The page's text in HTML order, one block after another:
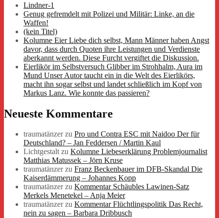
Lindner-1
Genug gefremdelt mit Polizei und Militär: Linke, an die
Waffen!
(kein Titel)
Kolumne Eier Liebe dich selbst, Mann Männer haben Angst
davor, dass durch Quoten ihre Leistungen und Verdienste
aberkannt werden. Diese Furcht vergiftet die Diskussion.
Eierlikör im Selbstversuch Glibber im Strohhalm, Aura im
Mund Unser Autor taucht ein in die Welt des Eierlikörs,
macht ihn sogar selbst und landet schließlich im Kopf von
Markus Lanz. Wie konnte das passieren?
Neueste Kommentare
traumatänzerzu Pro und Contra ESC mit Naidoo Der für
Deutschland? – Jan Feddersen / Martin Kaul
Lichtgestaltzu Kolumne Liebeserklärung Problemjournalist
Matthias Matussek – Jörn Kruse
traumatänzerzu Franz Beckenbauer im DFB-Skandal Die
Kaiserdämmerung – Johannes Kopp
traumatänzerzu Kommentar Schäubles Lawinen-Satz
Merkels Menetekel – Anja Meier
traumatänzerzu Kommentar Flüchtlingspolitik Das Recht,
nein zu sagen – Barbara Dribbusch